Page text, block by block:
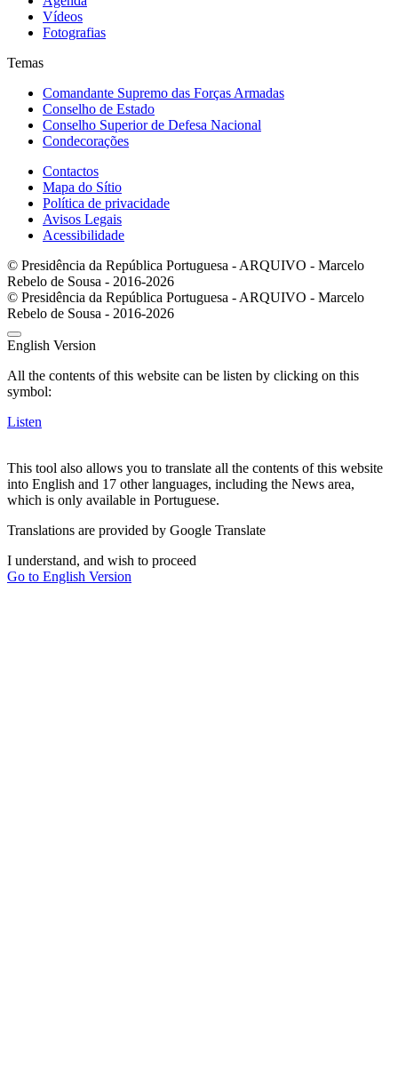
Vídeos
Fotografias
Temas
Comandante Supremo das Forças Armadas
Conselho de Estado
Conselho Superior de Defesa Nacional
Condecorações
Contactos
Mapa do Sítio
Política de privacidade
Avisos Legais
Acessibilidade
© Presidência da República Portuguesa - ARQUIVO - Marcelo
Rebelo de Sousa - 2016-2026
© Presidência da República Portuguesa - ARQUIVO - Marcelo
Rebelo de Sousa - 2016-2026
English Version
All the contents of this website can be listen by clicking on this
symbol:
Listen
This tool also allows you to translate all the contents of this website
into English and 17 other languages, including the News area,
which is only available in Portuguese.
Translations are provided by Google Translate
I understand, and wish to proceed
Go to English Version